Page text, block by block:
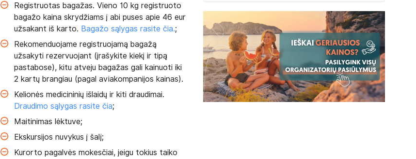
Registruotas bagažas. Vieno 10 kg registruoto
bagažo kaina skrydžiams į abi puses apie 46 eur
užsakant iš karto. Bagažo sąlygas rasite čia.;
Rekomenduojame registruojamą bagažą
užsakyti rezervuojant (įrašykite kiekį ir tipą
pastabose), kitu atveju bagažas gali kainuoti iki
2 kartų brangiau (pagal aviakompanijos kainas).
Kelionės medicininių išlaidų ir kiti draudimai.
Draudimo sąlygas rasite čia;
Maitinimas lėktuve;
Ekskursijos nuvykus į šalį;
Kurorto pagalvės mokesčiai, jeigu tokius taiko